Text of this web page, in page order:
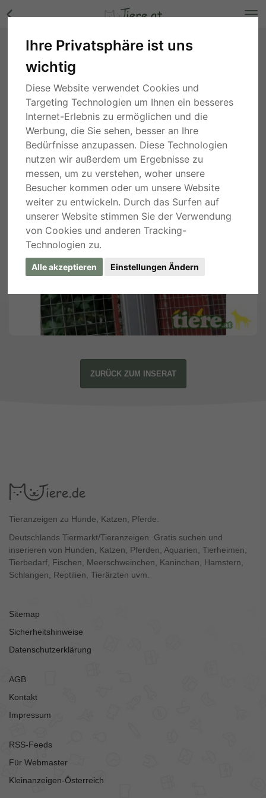
Ihre Privatsphäre ist uns
wichtig
Diese Website verwendet Cookies und
Targeting Technologien um Ihnen ein besseres
Internet-Erlebnis zu ermöglichen und die
Werbung, die Sie sehen, besser an Ihre
Bedürfnisse anzupassen. Diese Technologien
nutzen wir außerdem um Ergebnisse zu
messen, um zu verstehen, woher unsere
Besucher kommen oder um unsere Website
weiter zu entwickeln. Durch das Surfen auf
unserer Website stimmen Sie der Verwendung
von Cookies und anderen Tracking-
Technologien zu.
Alle akzeptieren Einstellungen Ändern
Pennant - männlich Bilder
Burgenland , vor 5 Jahren
ZURÜCK ZUM INSERAT
Tieranzeigen zu Hunde, Katzen, Pferde.
Deutschlands Tiermarkt/Tieranzeigen. Gratis suchen und
inserieren von Hunden, Katzen, Pferden, Aquarien, Tierheimen,
Tierbedarf, Fischen, Meerschweinchen, Kaninchen, Hamstern,
Schlangen, Reptilien, Tierärzten uvm.
Sitemap
Sicherheitshinweise
Datenschutzerklärung
AGB
Kontakt
Impressum
RSS-Feeds
Für Webmaster
Kleinanzeigen-Österreich